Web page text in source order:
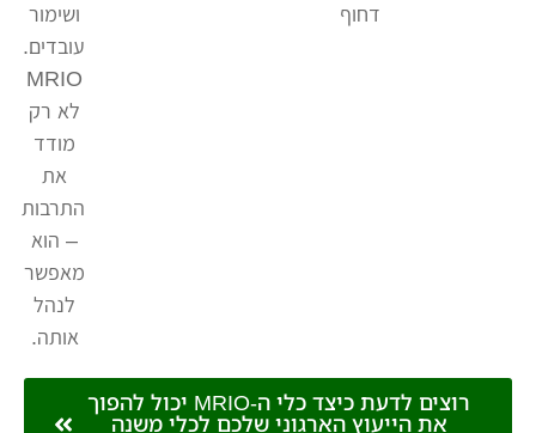
דחוף
ושימור
עובדים.
MRIO
לא רק
מודד
את
התרבות
– הוא
מאפשר
לנהל
אותה.
רוצים לדעת כיצד כלי ה-MRIO יכול להפוך
את הייעוץ הארגוני שלכם לכלי משנה